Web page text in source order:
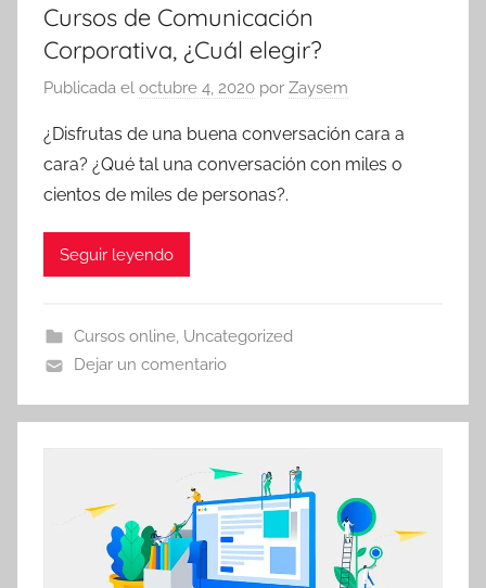
Cursos de Comunicación
Corporativa, ¿Cuál elegir?
Publicada el octubre 4, 2020 por Zaysem
¿Disfrutas de una buena conversación cara a
cara? ¿Qué tal una conversación con miles o
cientos de miles de personas?.
Seguir leyendo
Cursos online, Uncategorized
Dejar un comentario